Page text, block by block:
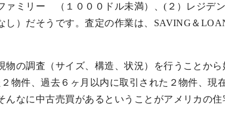
ミリー （１０００ドル未満）、(２）レジデ
し）だそうです。査定の作業は、SAVING＆
物の調査（サイズ、構造、状況）を行うことか
物件、過去６ヶ月以内に取引された２物件、
んなに中古売買があるということがアメリカの